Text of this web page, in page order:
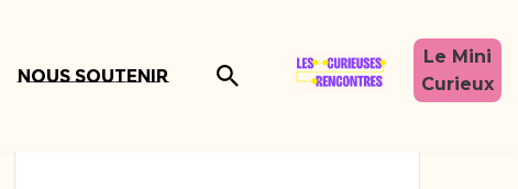
Nous soutenir
Le Mini
Curieux